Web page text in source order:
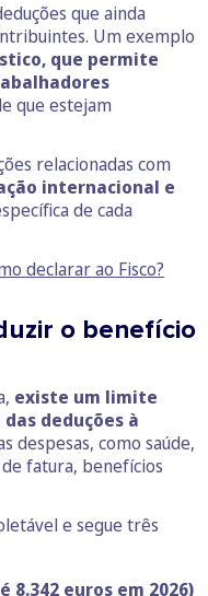
que ainda
Um exemplo
que permite
que estejam
relacionadas com
internacional e
de cada
declarar ao Fisco?
o benefício
existe um limite
deduções à
despesas, como saúde,
fatura, benefícios
e segue três
8.342 euros em 2026)